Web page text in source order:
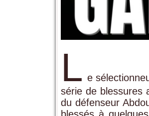
L e
série de blessures
du défenseur